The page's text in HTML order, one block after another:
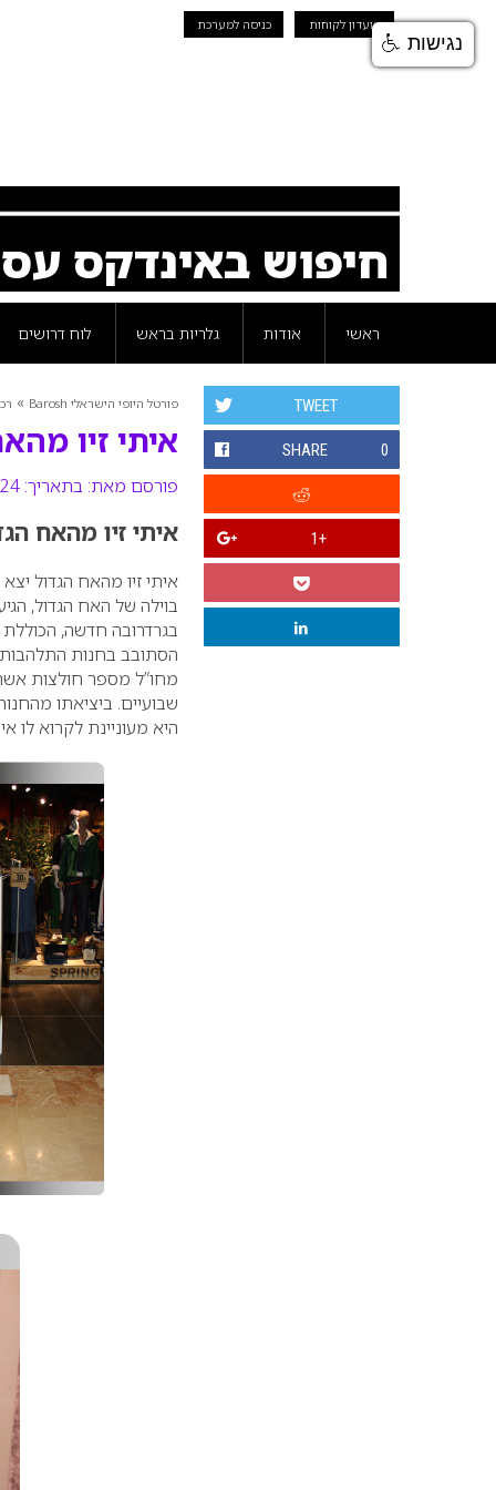
מועדון לקוחות כניסה למערכת
חיפוש באינדקס
ראשי אודות גלריות בראש לוח דרושים
פורטל היופי הישראלי Barosh »
איתי זיו
פורסם מאת: בתאריך: 24 דצמבר 2008
TWEET
SHARE 0
+1 איתי זיו מהאח
איתי זיו מהאח הגדול
בוילה של האח הגדול,
בגרדרובה חדשה, הכוללת
הסתובב בחנות
מחו”ל מספר חולצות
שבועיים. ביציאתו
היא מעוניינת לקרוא לו
נגישות